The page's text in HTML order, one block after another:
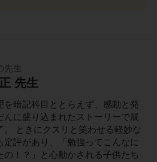
生
先生
を暗記科目ととらえず、感動と発
んに盛り込まれたストーリーで展
。 ときにクスリと笑わせる軽妙な
定評があり、「勉強ってこんなに
の！？」と心動かされる子供たち